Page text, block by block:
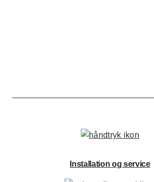
Installation og service